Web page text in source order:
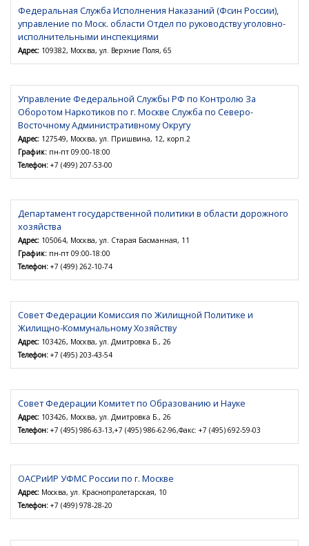
Федеральная Служба Исполнения Наказаний (Фсин России),
управление по Моск. области Отдел по руководству уголовно-
исполнительными инспекциями
Адрес: 109382, Москва, ул. Верхние Поля, 65
Управление Федеральной Службы РФ по Контролю За
Оборотом Наркотиков по г. Москве Служба по Северо-
Восточному Административному Округу
Адрес: 127549, Москва, ул. Пришвина, 12, корп.2
График: пн-пт 09:00-18:00
Телефон: +7 (499) 207-53-00
Департамент государственной политики в области дорожного
хозяйства
Адрес: 105064, Москва, ул. Старая Басманная, 11
График: пн-пт 09:00-18:00
Телефон: +7 (499) 262-10-74
Совет Федерации Комиссия по Жилищной Политике и
Жилищно-Коммунальному Хозяйству
Адрес: 103426, Москва, ул. Дмитровка Б., 26
Телефон: +7 (495) 203-43-54
Совет Федерации Комитет по Образованию и Науке
Адрес: 103426, Москва, ул. Дмитровка Б., 26
Телефон: +7 (495) 986-63-13,+7 (495) 986-62-96,Факс: +7 (495) 692-59-03
ОАСРиИР УФМС России по г. Москве
Адрес: Москва, ул. Краснопролетарская, 10
Телефон: +7 (499) 978-28-20